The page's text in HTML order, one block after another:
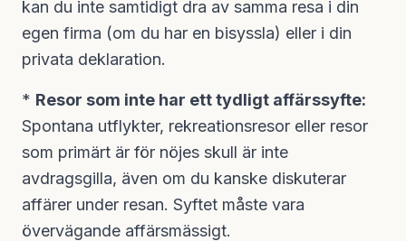
kan du inte samtidigt dra av samma resa i din
egen firma (om du har en bisyssla) eller i din
privata deklaration.
* Resor som inte har ett tydligt affärssyfte:
Spontana utflykter, rekreationsresor eller resor
som primärt är för nöjes skull är inte
avdragsgilla, även om du kanske diskuterar
affärer under resan. Syftet måste vara
övervägande affärsmässigt.